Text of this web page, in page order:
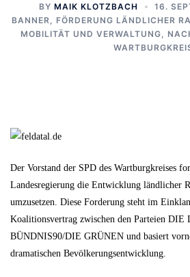
BY MAIK KLOTZBACH
16.
BANNER
FÖRDERUNG LÄNDLICHER
MOBILITÄT UND VERWALTUNG
Der Vorstand der SPD des Wartburgkreises
Landesregierung die Entwicklung ländlicher
umzusetzen. Diese Forderung steht im
Koalitionsvertrag zwischen den Parteien DIE
BÜNDNIS90/DIE GRÜNEN und basiert
dramatischen Bevölkerungsentwicklung.